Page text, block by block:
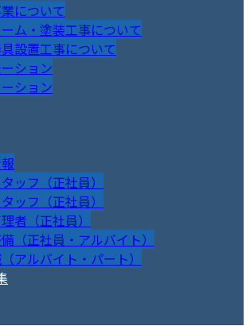
について
ム・塗装工事について
設置工事について
ション
ション
ッフ（正社員）
ッフ（正社員）
者（正社員）
（正社員・アルバイト）
アルバイト・パート）